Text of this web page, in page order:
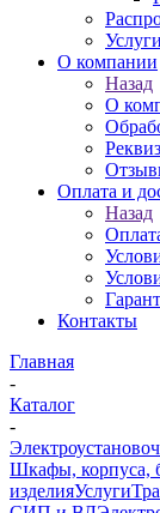
Услуги
О компании
Назад
О
Оплата и
Назад
Контакты
Главная
-
Каталог
-
Шкафы, корпуса,
изделияУслуги